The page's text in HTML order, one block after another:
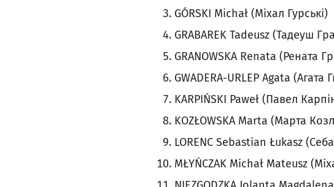
GÓRSKI Michał (Міхал Гурські)
GRABAREK Tadeusz (Тадеуш
GRANOWSKA Renata (Рената
GWADERA-URLEP Agata
KARPIŃSKI Paweł (Павел
KOZŁOWSKA Marta (Марта
LORENC Sebastian Łukasz
MŁYŃCZAK Michał Mateusz